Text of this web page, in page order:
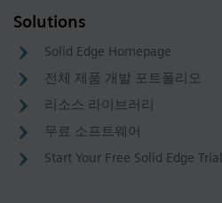
Solutions
Solid Edge Homepage
전체 제품 개발 포트폴리오
리소스 라이브러리
무료 소프트웨어
Start Your Free Solid Edge Trial